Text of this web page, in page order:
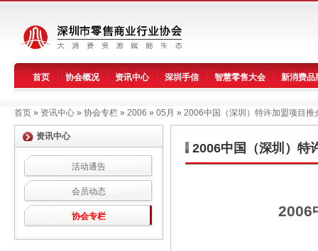
首页 协会概况 资讯中心 深圳手信 智慧零售大会 新消费品
首页 » 资讯中心 » 协会专栏 » 2006 » 05月 » 2006中国（深圳）特许加盟项目推
资讯中心
活动通告
会员动态
协会专栏
2006中国（深圳）特
2006